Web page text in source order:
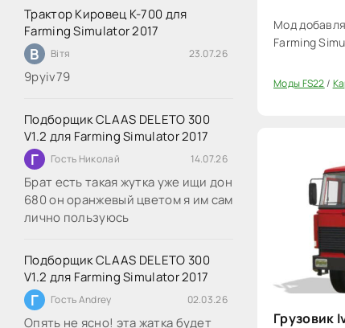
Трактор Кировец К-700 для
Farming Simulator 2017
В Вітя 23.07.26
9руіv79
Подборщик CLAAS DELETO 300
V1.2 для Farming Simulator 2017
Г Гость Николай 14.07.26
Брат есть такая жутка уже ищи дон
680 он оранжевый цветом я им сам
лично пользуюсь
Подборщик CLAAS DELETO 300
V1.2 для Farming Simulator 2017
Г Гость Andrey 02.03.26
Опять не ясно! эта жатка будет
Мод
Farming
Моды FS22/
Грузовик